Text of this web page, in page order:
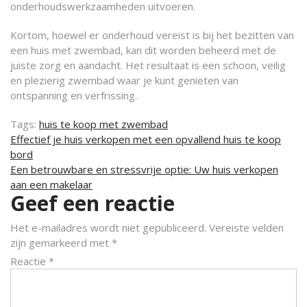
onderhoudswerkzaamheden uitvoeren.
Kortom, hoewel er onderhoud vereist is bij het bezitten van
een huis met zwembad, kan dit worden beheerd met de
juiste zorg en aandacht. Het resultaat is een schoon, veilig
en plezierig zwembad waar je kunt genieten van
ontspanning en verfrissing.
Tags: huis te koop met zwembad
Berichtnavigatie
Effectief je huis verkopen met een opvallend huis te koop
bord
Een betrouwbare en stressvrije optie: Uw huis verkopen
aan een makelaar
Geef een reactie
Het e-mailadres wordt niet gepubliceerd. Vereiste velden
zijn gemarkeerd met *
Reactie *